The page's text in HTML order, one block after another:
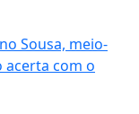
Sousa, meio-
com o